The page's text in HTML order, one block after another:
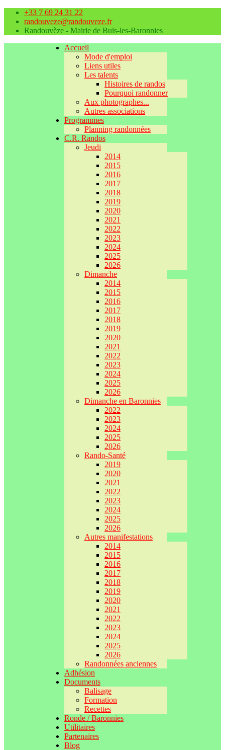
+33 7 69 24 31 22
randouveze@randouveze.fr
Randouvèze - Mairie de Buis-les-Baronnies
Accueil
Mode d'emploi
Liens utiles
Les talents
Histoires de randos
Pourquoi randonner
Aux photographes...
Autres associations
Programmes
Planning randonnées
C.R. Randos
Jeudi
2014
2015
2016
2017
2018
2019
2020
2021
2022
2023
2024
2025
2026
Dimanche
2014
2015
2016
2017
2018
2019
2020
2021
2022
2023
2024
2025
2026
Dimanche en Baronnies
2022
2023
2024
2025
2026
Rando-Santé
2019
2020
2021
2022
2023
2024
2025
2026
Autres manifestations
2014
2015
2016
2017
2018
2019
2020
2021
2022
2023
2024
2025
2026
Randonnées anciennes
Adhésion
Documents
Balisage
Formation
Recettes
Ronde / Baronnies
Utilitaires
Partenaires
Blog